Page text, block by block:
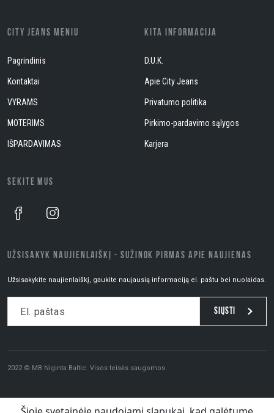
CITY JEANS MENIU
Pagrindinis
Kontaktai
VYRAMS
MOTERIMS
IŠPARDAVIMAS
KITA INFORMACIJA
D.U.K.
Apie City Jeans
Privatumo politika
Pirkimo-pardavimo sąlygos
Karjera
SEKITE MUS
UŽSISAKYK NAUJIENLAIŠKĮ - SUŽINOK PIRMAS APIE NAUJIENAS
Užsisakykite naujienlaiškį, gaukite naujausią informaciją el. paštu bei nuolaidas.
Siųsti
2022 © MB Niginta Baltic. Visos teisės saugomos.